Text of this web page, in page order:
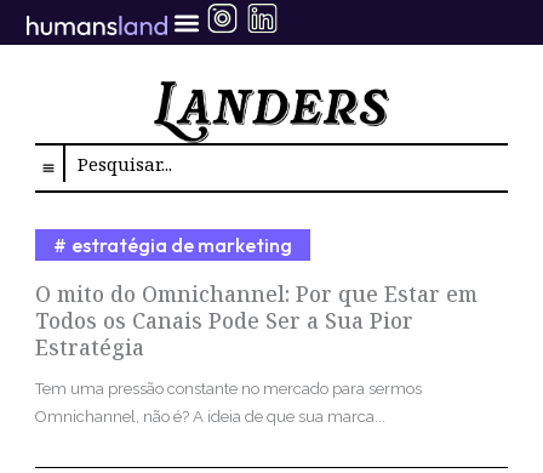
para
Search
O mito do Omnichannel: Por que Estar em
Todos os Canais Pode Ser a Sua Pior
Estratégia
estratégia de marketing
Tem uma pressão constante no mercado para sermos
Omnichannel, não é? A ideia de que sua marca...